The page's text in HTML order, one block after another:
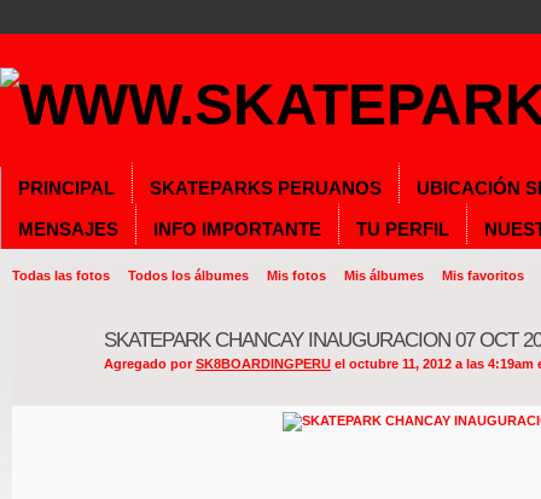
PRINCIPAL SKATEPARKS PERUANOS
UBICACIÓN
MENSAJES
INFO IMPORTANTE TU PERFIL
Todas las fotos Todos los álbumes Mis fotos Mis álbumes Mis favoritos
SKATEPARK CHANCAY INAUGURACION 07 OCT
Agregado porSK8BOARDINGPERU el octubre 11, 2012 a las 4:19am